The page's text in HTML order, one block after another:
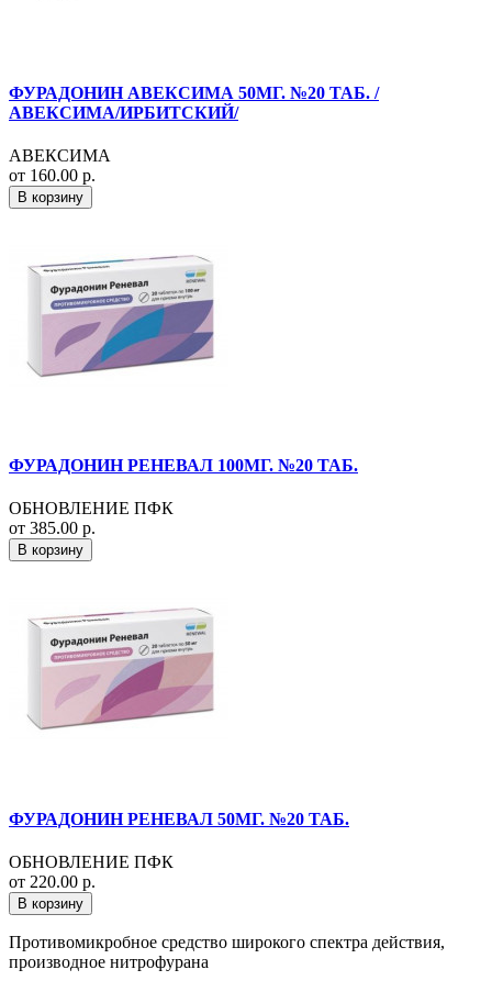
ФУРАДОНИН АВЕКСИМА 50МГ. №20 ТАБ. /
АВЕКСИМА/ИРБИТСКИЙ/
АВЕКСИМА
от 160.00 р.
В корзину
ФУРАДОНИН РЕНЕВАЛ 100МГ. №20 ТАБ.
ОБНОВЛЕНИЕ ПФК
от 385.00 р.
В корзину
ФУРАДОНИН РЕНЕВАЛ 50МГ. №20 ТАБ.
ОБНОВЛЕНИЕ ПФК
от 220.00 р.
В корзину
Противомикробное средство широкого спектра действия,
производное нитрофурана